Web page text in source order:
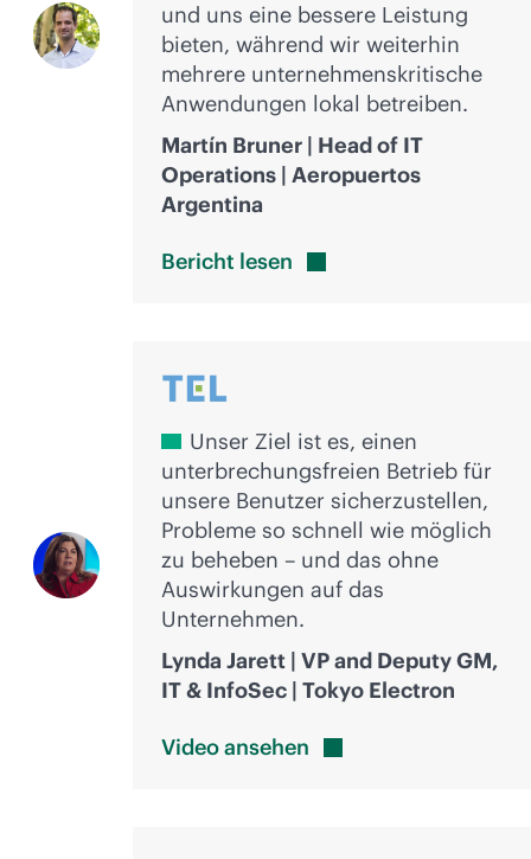
und uns eine bessere Leistung
bieten, während wir weiterhin
mehrere unternehmenskritische
Anwendungen lokal betreiben.
Martín Bruner | Head of IT
Operations | Aeropuertos
Argentina
Bericht lesen
Unser Ziel ist es, einen
unterbrechungsfreien Betrieb für
unsere Benutzer sicherzustellen,
Probleme so schnell wie möglich
zu beheben – und das ohne
Auswirkungen auf das
Unternehmen.
Lynda Jarett | VP and Deputy GM,
IT & InfoSec | Tokyo Electron
Videoansehen